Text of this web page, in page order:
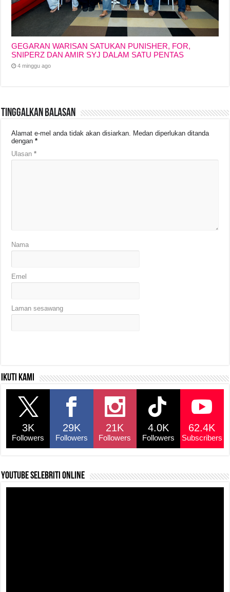
GEGARAN WARISAN SATUKAN PUNISHER, FOR,
SNIPERZ DAN AMIR SYJ DALAM SATU PENTAS
4 minggu ago
Tinggalkan Balasan
Alamat e-mel anda tidak akan disiarkan. Medan diperlukan ditanda
dengan*
Ulasan*
Nama
Emel
Laman sesawang
Ikuti kami
3K
Followers
29K
Followers
21K
Followers
4.0K
Followers
62.4K
Subscribers
YouTube selebriti online